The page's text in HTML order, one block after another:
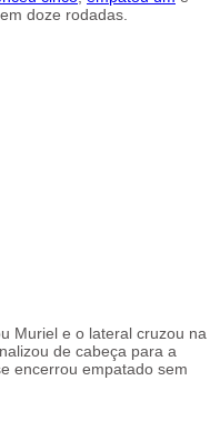
doze rodadas.
Muriel e o lateral cruzou na
de cabeça para a
encerrou empatado sem